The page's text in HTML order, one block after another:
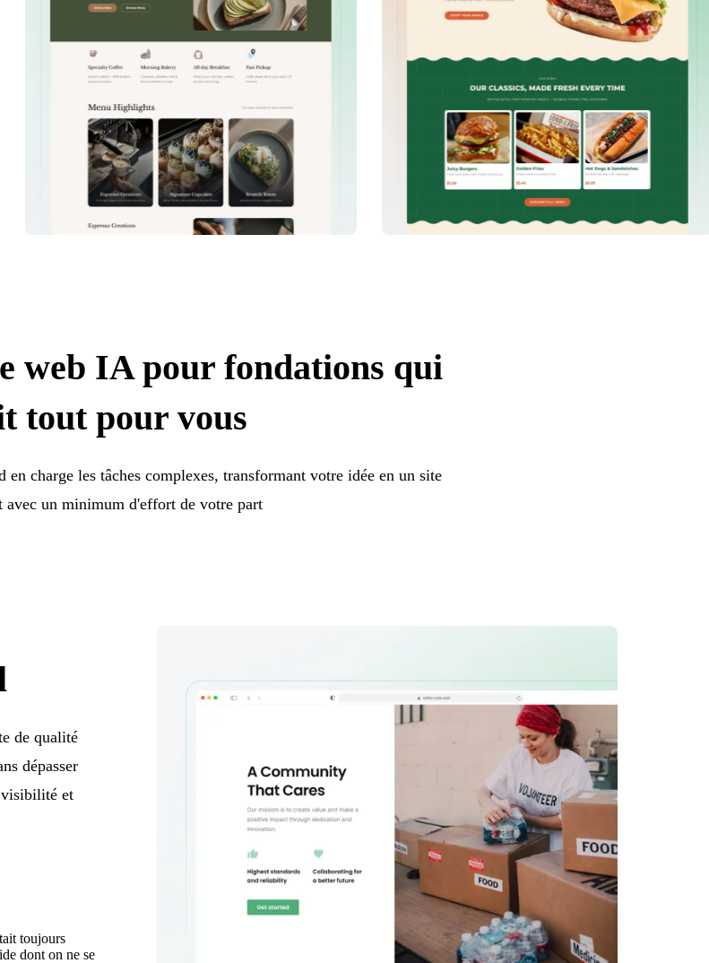
web IA pour fondations qui
tout pour vous
en charge les tâches complexes, transformant votre idée en un site
avec un minimum d'effort de votre part
de qualité
dépasser
visibilité et
toujours
dont on ne se